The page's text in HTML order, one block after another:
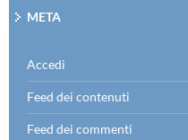
META
Accedi
Feed dei contenuti
Feed dei commenti